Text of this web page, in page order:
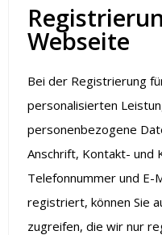
Webseite
Bei der Registrierung
personalisierten
personenbezogene
Anschrift, Kontakt- und
Telefonnummer und E-
registriert, können Sie
zugreifen, die wir nur